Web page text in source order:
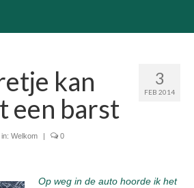
3
FEB 2014
kan
een barst
Welkom | 0
Op weg in de auto hoorde ik het